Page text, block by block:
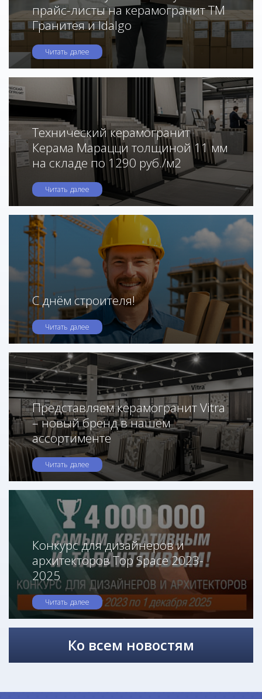
прайс-листы на керамогранит ТМ
Гранитея и Idalgo
Читать далее
Технический керамогранит
Керама Марацци толщиной 11 мм
на складе по 1290 руб./м2
Читать далее
С днём строителя!
Читать далее
Представляем керамогранит Vitra
– новый бренд в нашем
ассортименте
Читать далее
Конкурс для дизайнеров и
архитекторов Top Space 2023-
2025
Читать далее
Ко всем новостям